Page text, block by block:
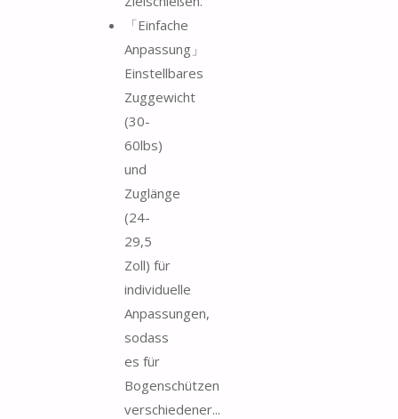
「Einfache
Anpassung」
Einstellbares
Zuggewicht
(30-
60lbs)
und
Zuglänge
(24-
29,5
Zoll) für
individuelle
Anpassungen,
sodass
es für
Bogenschützen
verschiedener...